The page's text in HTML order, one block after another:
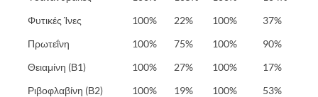
Φυτικές Ίνες
100% 22% 100%
37%
Πρωτεΐνη
100% 75% 100%
90%
Θειαμίνη (Β1)
100% 27% 100%
17%
Ριβοφλαβίνη (Β2)
100% 19% 100%
53%